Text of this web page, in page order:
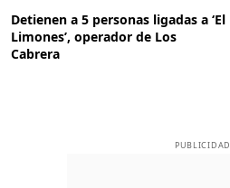
Detienen a 5 personas ligadas a ‘El
Limones’, operador de Los
Cabrera
PUBLICIDAD